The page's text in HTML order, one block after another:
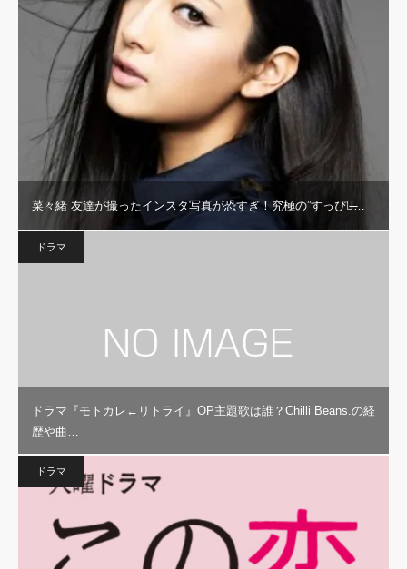
菜々緒 友達が撮ったインスタ写真が恐すぎ！究極の”すっぴん̶…
ドラマ
ドラマ『モトカレ←リトライ』OP主題歌は誰？Chilli Beans.の経
歴や曲…
ドラマ